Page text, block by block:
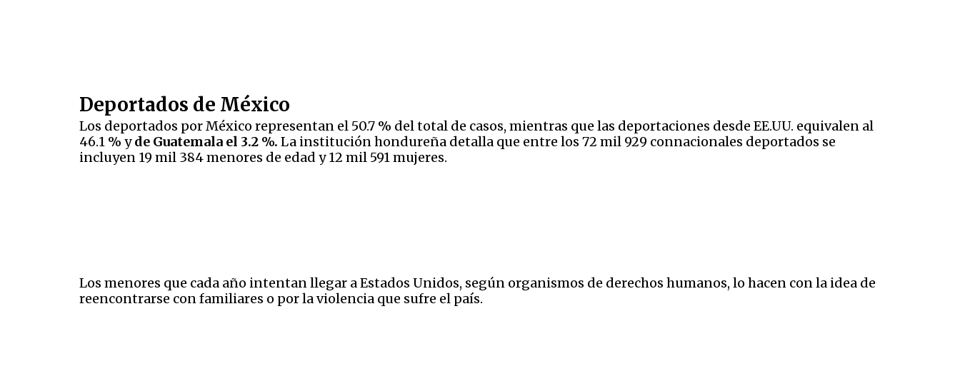
Deportados de México
Los deportados por México representan el 50.7 % del total de casos, mientras que las deportaciones desde EE.UU. equivalen al
46.1 % yde Guatemala el 3.2 %. La institución hondureña detalla que entre los 72 mil 929 connacionales deportados se
incluyen 19 mil 384 menores de edad y 12 mil 591 mujeres.
Los menores que cada año intentan llegar a Estados Unidos, según organismos de derechos humanos, lo hacen con la idea de
reencontrarse con familiares o por la violencia que sufre el país.